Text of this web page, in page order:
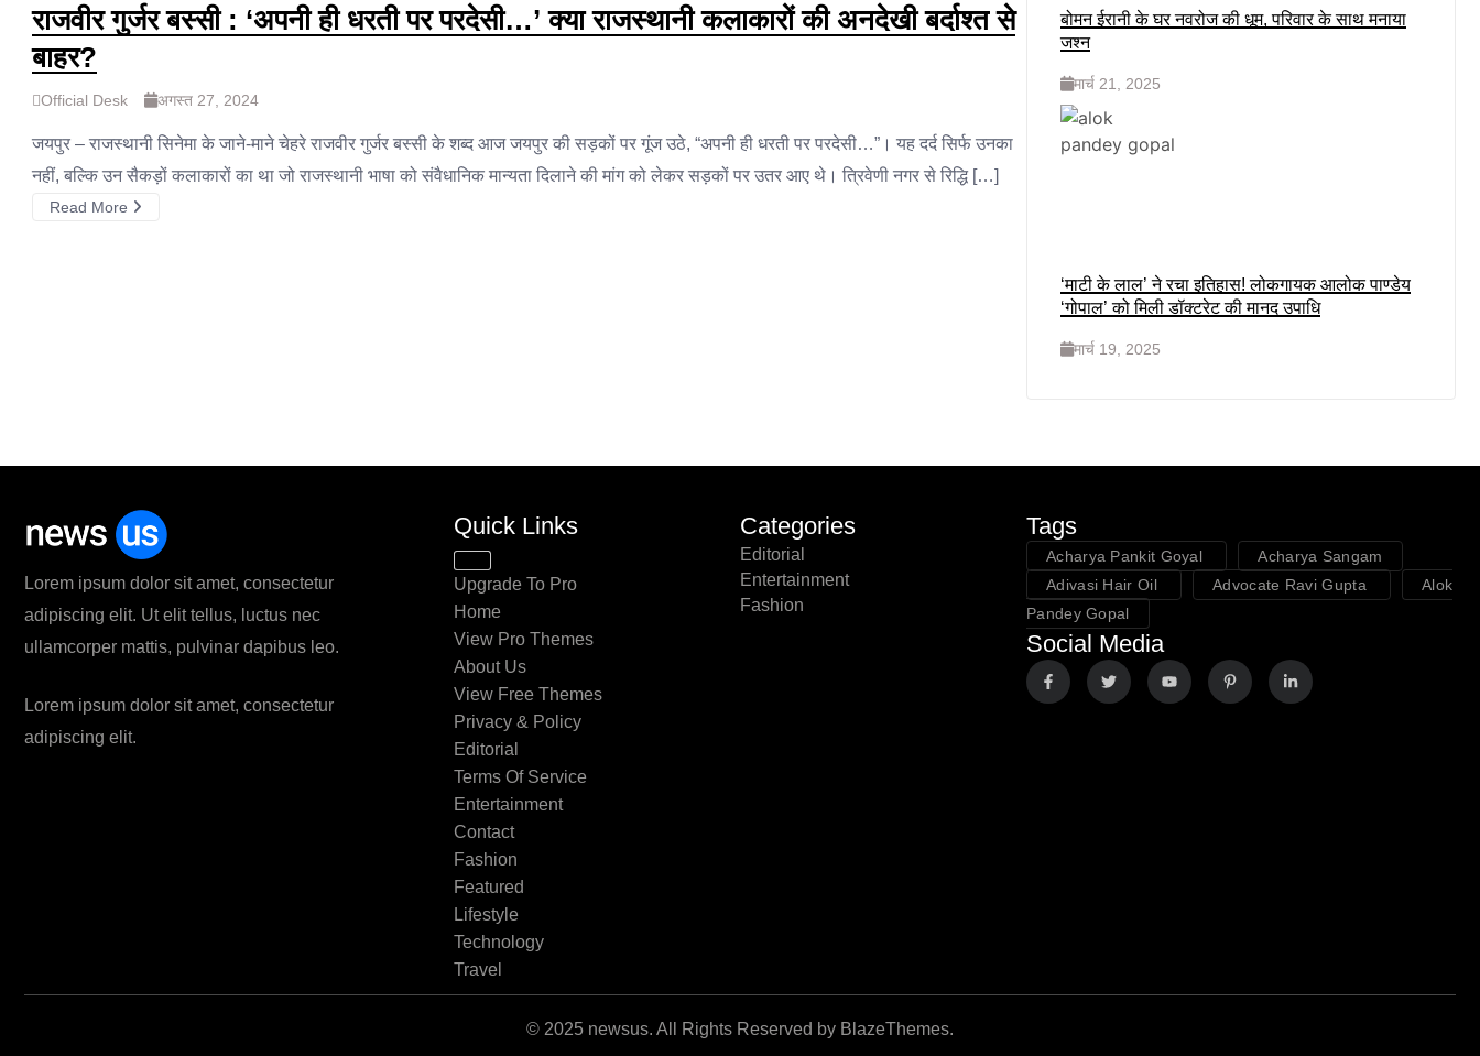
राजवीर गुर्जर बस्सी : ‘अपनी ही धरती पर परदेसी…’ क्या राजस्थानी कलाकारों की अनदेखी बर्दाश्त से
बाहर?
Official Desk अगस्त 27, 2024
जयपुर – राजस्थानी सिनेमा के जाने-माने चेहरे राजवीर गुर्जर बस्सी के शब्द आज जयपुर की सड़कों पर गूंज उठे, “अपनी ही धरती पर परदेसी…”। यह दर्द सिर्फ उनका
नहीं, बल्कि उन सैकड़ों कलाकारों का था जो राजस्थानी भाषा को संवैधानिक मान्यता दिलाने की मांग को लेकर सड़कों पर उतर आए थे। त्रिवेणी नगर से रिद्धि […]
Read More
बोमन ईरानी के घर नवरोज की धूम, परिवार के साथ मनाया
जश्न
मार्च 21, 2025
‘माटी के लाल’ ने रचा इतिहास! लोकगायक आलोक पाण्डेय
‘गोपाल’ को मिली डॉक्टरेट की मानद उपाधि
मार्च 19, 2025
Lorem ipsum dolor sit amet, consectetur
adipiscing elit. Ut elit tellus, luctus nec
ullamcorper mattis, pulvinar dapibus leo.
Lorem ipsum dolor sit amet, consectetur
adipiscing elit.
Quick Links
Upgrade To Pro
Home
View Pro Themes
About Us
View Free Themes
Privacy & Policy
Editorial
Terms Of Service
Entertainment
Contact
Fashion
Featured
Lifestyle
Technology
Travel
Categories
Editorial
Entertainment
Fashion
Tags
Acharya Pankit Goyal
Acharya Sangam
Adivasi Hair Oil
Advocate Ravi Gupta
Alok
Pandey Gopal
Social Media
© 2025 newsus. All Rights Reserved by BlazeThemes.